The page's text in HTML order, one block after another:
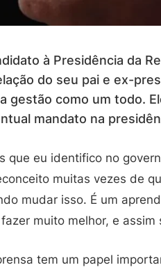
à Presidência da
do seu pai e ex-
gestão como um todo.
mandato na
que eu identifico no
muitas vezes de
mudar isso. É um
muito melhor, e assim
tem um papel